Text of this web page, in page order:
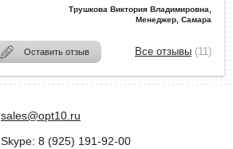
Трушкова Виктория Владимировна
Менеджер, Самара
Оставить отзыв Все отзывы (11)
sales@opt10.ru
Skype: 8 (925) 191-92-00